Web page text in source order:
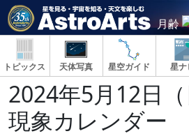
月齢
トピックス 天体写真 星空ガイド 星ナ
2024年5月12日
現象カレンダー